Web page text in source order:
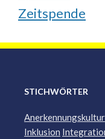
Zeitspende
STICHWÖRTER
Anerkennungskultur
Inklusion